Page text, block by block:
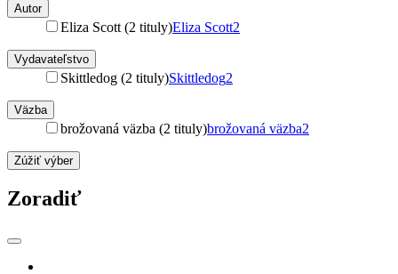
Autor
Eliza Scott (2 tituly)Eliza Scott2
Vydavateľstvo
Skittledog (2 tituly)Skittledog2
Väzba
brožovaná väzba (2 tituly)brožovaná väzba2
Zúžiť výber
Zoradiť